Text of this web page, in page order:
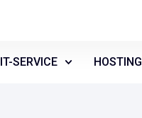
IT-SERVICE HOSTING